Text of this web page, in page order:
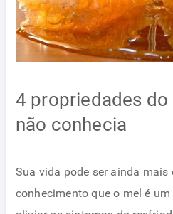
4 propriedades
não conhecia
Sua vida pode ser ainda mais
conhecimento que o mel é